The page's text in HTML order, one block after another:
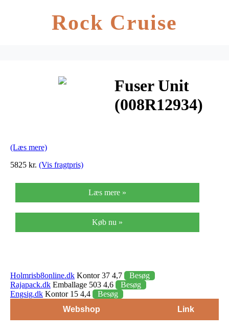
Rock Cruise
Fuser Unit
(008R12934)
(Læs mere)
5825 kr. (Vis fragtpris)
Læs mere »
Køb nu »
Holmrisb8online.dk Kontor 37 4,7
Besøg
Rajapack.dk Emballage 503 4,6
Besøg
Engsig.dk Kontor 15 4,4
Besøg
Webshop
Link